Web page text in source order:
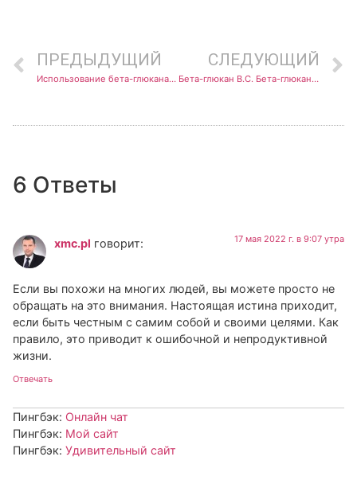
ПРЕДЫДУЩИЙ
Использование бета-глюкана в косметике
СЛЕДУЮЩИЙ
Бета-глюкан В.С. Бета-глюканаза
6 Ответы
xmc.pl говорит: 17 мая 2022 г. в 9:07 утра
Если вы похожи на многих людей, вы можете просто не
обращать на это внимания. Настоящая истина приходит,
если быть честным с самим собой и своими целями. Как
правило, это приводит к ошибочной и непродуктивной
жизни.
Отвечать
Пингбэк: Онлайн чат
Пингбэк: Мой сайт
Пингбэк: Удивительный сайт